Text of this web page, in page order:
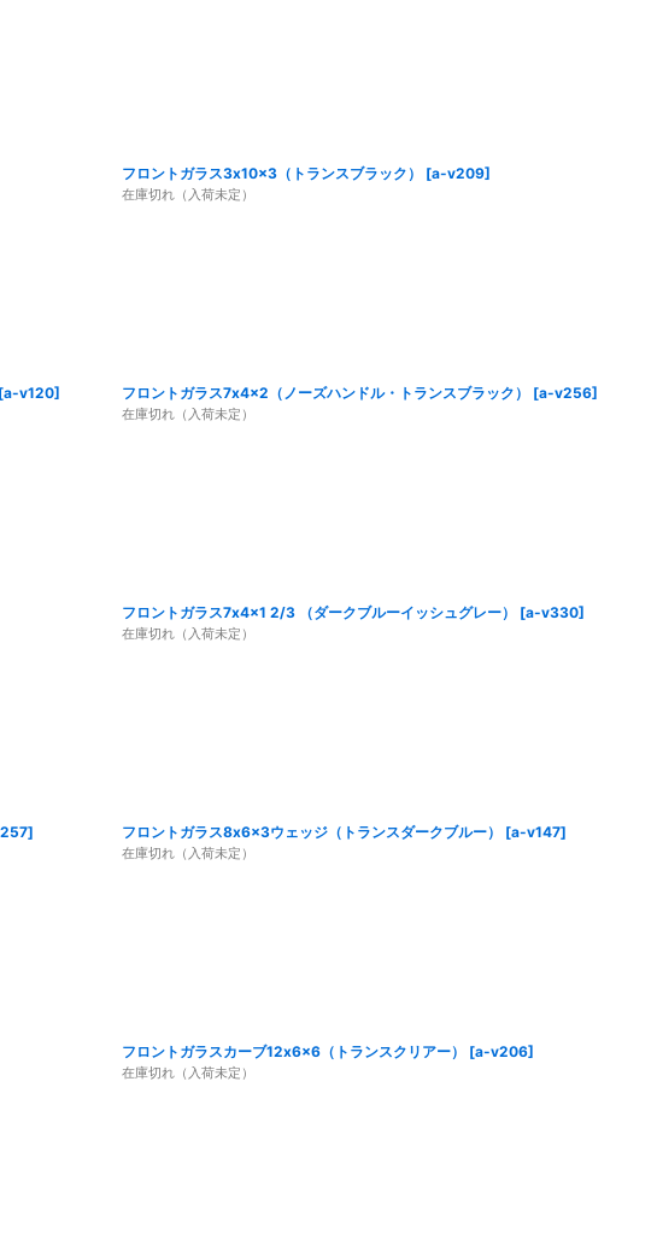
フロントガラス3x10x3（トランスブラック） [a-v209]
在庫切れ（入荷未定）
[a-v120] フロントガラス7x4x2（ノーズハンドル・トランスブラック） [a-v256]
在庫切れ（入荷未定）
フロントガラス7x4x1 2/3 （ダークブルーイッシュグレー） [a-v330]
在庫切れ（入荷未定）
] フロントガラス8x6x3ウェッジ（トランスダークブルー） [a-v147]
在庫切れ（入荷未定）
フロントガラスカーブ12x6x6（トランスクリアー） [a-v206]
在庫切れ（入荷未定）